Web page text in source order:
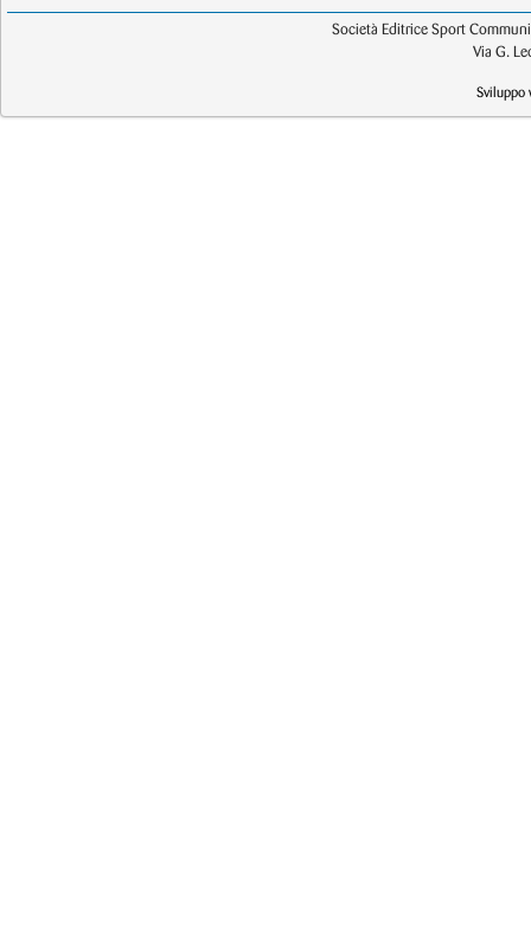
Società Editrice Sport
Via G.
Sviluppo